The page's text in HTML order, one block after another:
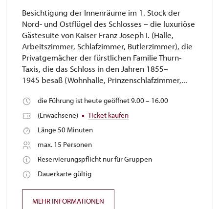
Besichtigung der Innenräume im 1. Stock der
Nord- und Ostflügel des Schlosses – die luxuriöse
Gästesuite von Kaiser Franz Joseph I. (Halle,
Arbeitszimmer, Schlafzimmer, Butlerzimmer), die
Privatgemächer der fürstlichen Familie Thurn-
Taxis, die das Schloss in den Jahren 1855–
1945 besaß (Wohnhalle, Prinzenschlafzimmer,...
die Führung ist heute geöffnet 9.00 – 16.00
(Erwachsene)
Ticket kaufen
Länge 50 Minuten
max. 15 Personen
Reservierungspflicht nur für Gruppen
Dauerkarte gültig
MEHR INFORMATIONEN